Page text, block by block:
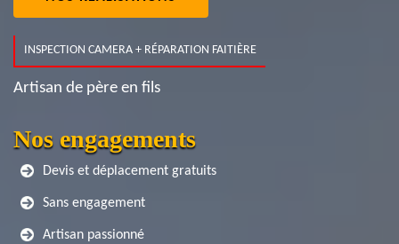
INSPECTION CAMERA + RÉPARATION FAITIÈRE
Artisan de père en fils
Nos engagements
Devis et déplacement gratuits
Sans engagement
Artisan passionné